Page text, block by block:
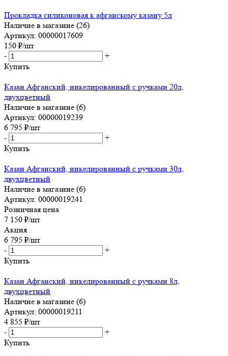
Прокладка силиконовая к афганскому казану 5л
Наличие в магазине (26)
Артикул: 00000017609
150 ₽/шт
-
+
Купить
Казан Афганский, никелированный с ручками 20л,
двухцветный
Наличие в магазине (6)
Артикул: 00000019239
6 795 ₽/шт
-
+
Купить
Казан Афганский, никелированный с ручками 30л,
двухцветный
Наличие в магазине (6)
Артикул: 00000019241
Розничная цена
7 150 ₽/шт
Акция
6 795 ₽/шт
-
+
Купить
Казан Афганский, никелированный с ручками 8л,
двухцветный
Наличие в магазине (6)
Артикул: 00000019211
4 855 ₽/шт
-
+
Купить